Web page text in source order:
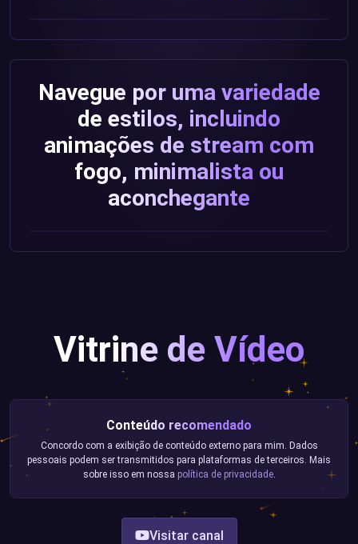
Navegue por uma variedade
de estilos, incluindo
animações de stream com
fogo, minimalista ou
aconchegante
Vitrine de Vídeo
Conteúdo recomendado
Concordo com a exibição de conteúdo externo para mim. Dados
pessoais podem ser transmitidos para plataformas de terceiros. Mais
sobre isso em nossa política de privacidade.
Visitar canal